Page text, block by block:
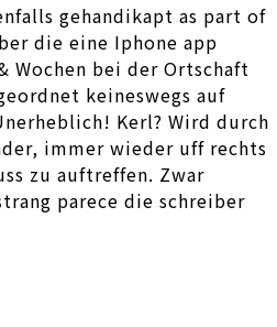
gehandikapt as part of
die eine Iphone app
Wochen bei der Ortschaft
keineswegs auf
Kerl? Wird durch
immer wieder uff rechts
zu auftreffen. Zwar
parece die schreiber